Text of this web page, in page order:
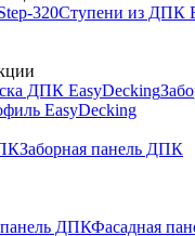
320Ступени из ДПК
ДПК EasyDecking
EasyDecking
Заборная панель ДПК
панель ДПКФасадная